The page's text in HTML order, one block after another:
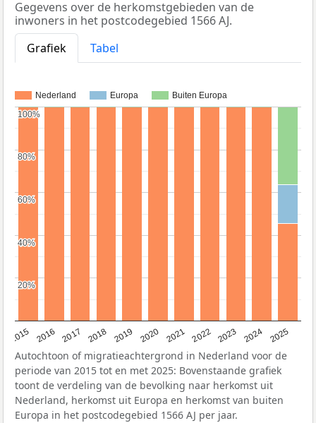
Gegevens over de herkomstgebieden van de
inwoners in het postcodegebied 1566 AJ.
Grafiek
Tabel
Nederland Europa Buiten Europa
2015 2016 2017 2018 2019 2020 2021 2022 2023 2024 2025
20%
20%
40%
40%
60%
60%
80%
80%
100%
100%
Autochtoon of migratieachtergrond in Nederland voor de
periode van 2015 tot en met 2025: Bovenstaande grafiek
toont de verdeling van de bevolking naar herkomst uit
Nederland, herkomst uit Europa en herkomst van buiten
Europa in het postcodegebied 1566 AJ per jaar.